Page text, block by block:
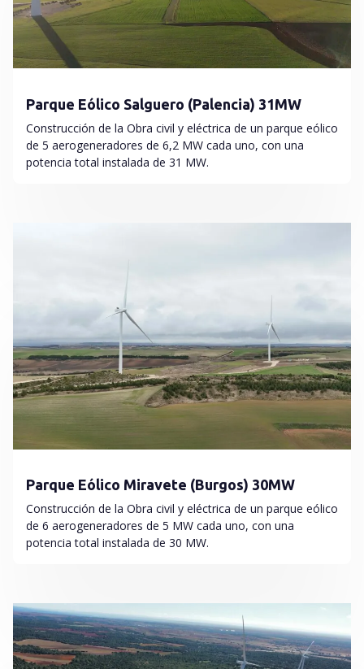
Parque Eólico Salguero (Palencia) 31MW
Construcción de la Obra civil y eléctrica de un parque eólico
de 5 aerogeneradores de 6,2 MW cada uno, con una
potencia total instalada de 31 MW.
Parque Eólico Miravete (Burgos) 30MW
Construcción de la Obra civil y eléctrica de un parque eólico
de 6 aerogeneradores de 5 MW cada uno, con una
potencia total instalada de 30 MW.